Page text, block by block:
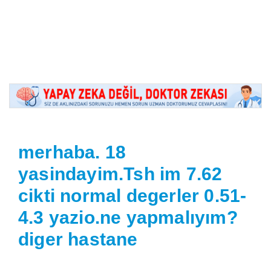
merhaba. 18
yasindayim.Tsh im 7.62
cikti normal degerler 0.51-
4.3 yazio.ne yapmalıyım?
diger hastane